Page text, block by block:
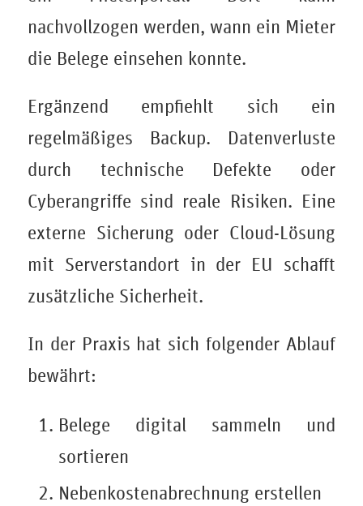
nachvollzogen werden, wann ein Mieter
die Belege einsehen konnte.
Ergänzend empfiehlt sich ein
regelmäßiges Backup. Datenverluste
durch technische Defekte oder
Cyberangriffe sind reale Risiken. Eine
externe Sicherung oder Cloud-Lösung
mit Serverstandort in der EU schafft
zusätzliche Sicherheit.
In der Praxis hat sich folgender Ablauf
bewährt:
Belege digital sammeln und
sortieren
Nebenkostenabrechnung erstellen